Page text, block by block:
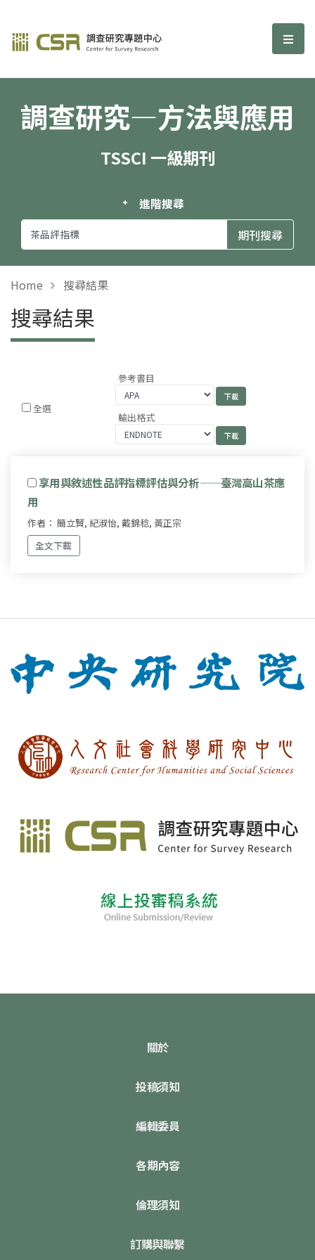
調查研究—方法與應用期刊 選
調查研究—方法與應用
TSSCI 一級期刊
進階搜尋
Home 搜尋結果
搜尋結果
全選
參考書目
輸出格式
享用與敘述性品評指標評估與分析——臺灣高山茶應
用
作者： 簡立賢, 紀淑怡, 戴錦稔, 黃正宗
全文下載
關於
投稿須知
編輯委員
各期內容
倫理須知
訂購與聯繫